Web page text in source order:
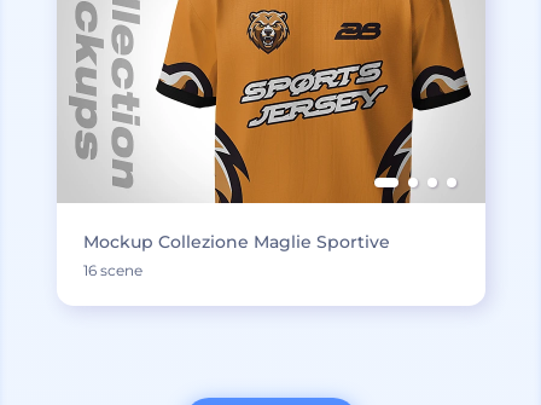
Mockup Collezione Maglie Sportive
16 scene